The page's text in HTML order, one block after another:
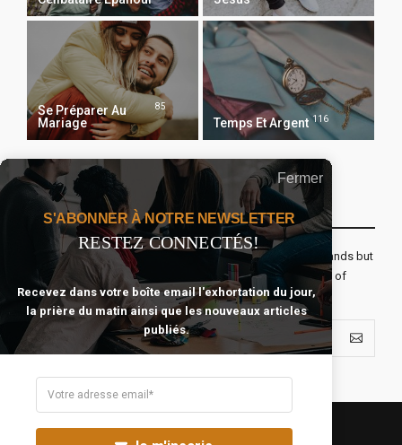
Se Préparer Au
Mariage
85
Temps Et Argent 116
Recevoir Notre Newsletter Chaque Matin
The real voyage of discovery consists not in seeking new lands but
seeing with new eyes. All journeys have secret destinations of
which the traveler is unaware.
Fermer
S'ABONNER À NOTRE NEWSLETTER
RESTEZ CONNECTÉS!
Recevez dans votre boîte email l'exhortation du jour,
la prière du matin ainsi que les nouveaux articles
publiés.